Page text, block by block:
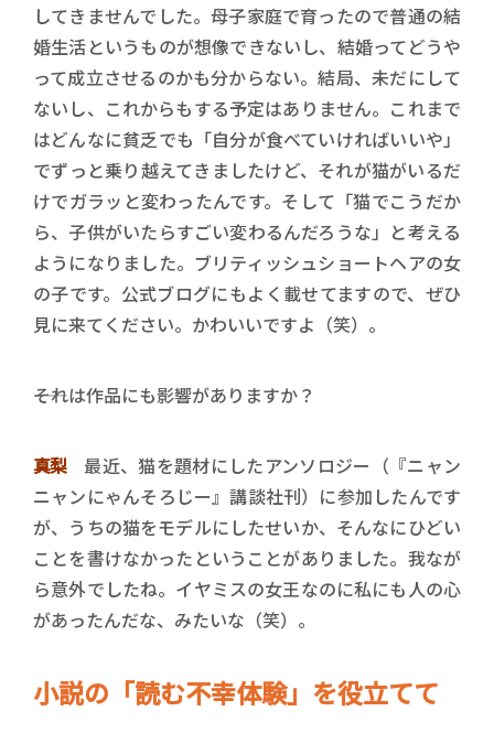
してきませんでした。母子家庭で育ったので普通の結
婚生活というものが想像できないし、結婚ってどうや
って成立させるのかも分からない。結局、未だにして
ないし、これからもする予定はありません。これまで
はどんなに貧乏でも「自分が食べていければいいや」
でずっと乗り越えてきましたけど、それが猫がいるだ
けでガラッと変わったんです。そして「猫でこうだか
ら、子供がいたらすごい変わるんだろうな」と考える
ようになりました。ブリティッシュショートヘアの女
の子です。公式ブログにもよく載せてますので、ぜひ
見に来てください。かわいいですよ（笑）。
――それは作品にも影響がありますか？
真梨最近、猫を題材にしたアンソロジー（『ニャン
ニャンにゃんそろじー』講談社刊）に参加したんです
が、うちの猫をモデルにしたせいか、そんなにひどい
ことを書けなかったということがありました。我なが
ら意外でしたね。イヤミスの女王なのに私にも人の心
があったんだな、みたいな（笑）。
小説の「読む不幸体験」を役立てて